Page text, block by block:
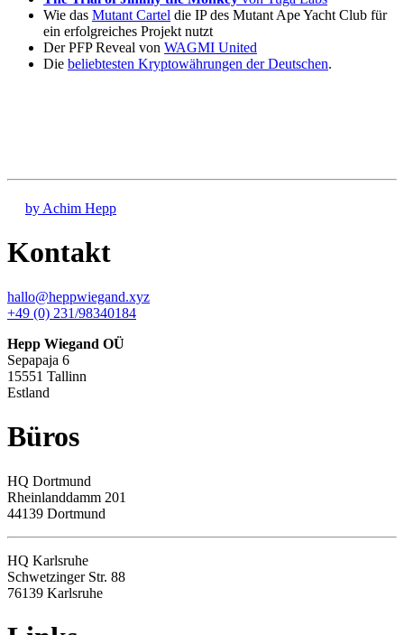
Wie das Mutant Cartel die IP des Mutant Ape Yacht Club für
ein erfolgreiches Projekt nutzt
Der PFP Reveal von WAGMI United
Die beliebtesten Kryptowährungen der Deutschen.
by Achim Hepp
Kontakt
hallo@heppwiegand.xyz
+49 (0) 231/98340184
Hepp Wiegand OÜ
Sepapaja 6
15551 Tallinn
Estland
Büros
HQ Dortmund
Rheinlanddamm 201
44139 Dortmund
HQ Karlsruhe
Schwetzinger Str. 88
76139 Karlsruhe